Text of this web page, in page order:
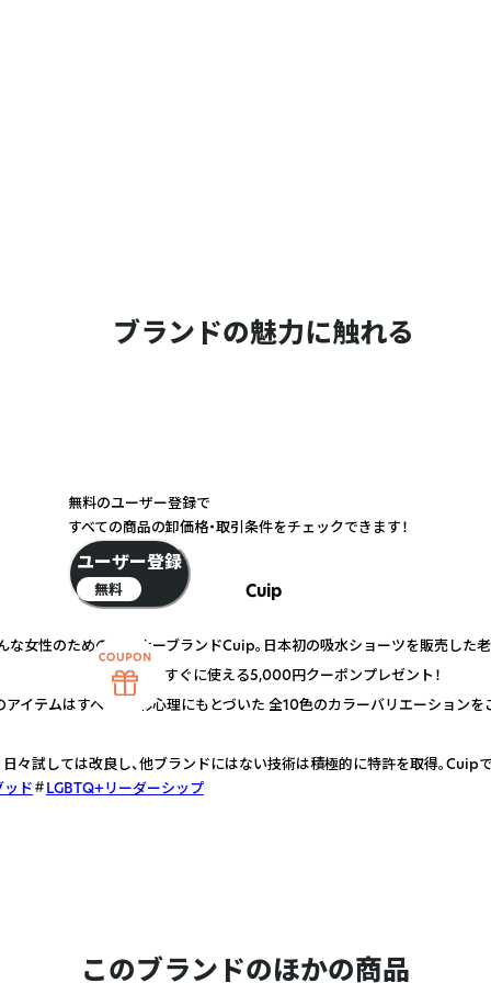
ブランドの魅力に触れる
Cuip
な女性のためのインナーブランドCuip。日本初の吸水ショーツを販売し
イテムはすべて、色彩心理にもとづいた 全10色のカラーバリエーションを
々試しては改良し、他ブランドにはない技術は積極的に特許を取得。Cuip
ッド
LGBTQ+リーダーシップ
このブランドのほかの商品
無料のユーザー登録で
すべての商品の卸価格・取引条件をチェックできます！
ユーザー登録
無料
すぐに使える5,000円クーポンプレゼント！